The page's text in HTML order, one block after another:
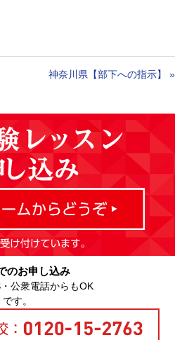
神奈川県【部下への指示】 »
のお申し込み
公衆電話からもOK
です。